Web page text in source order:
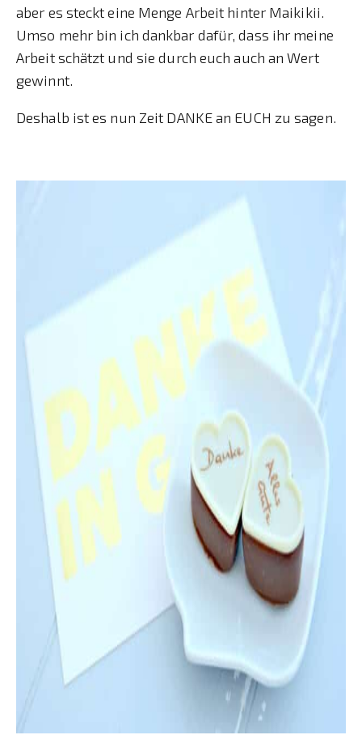
aber es steckt eine Menge Arbeit hinter Maikikii.
Umso mehr bin ich dankbar dafür, dass ihr meine
Arbeit schätzt und sie durch euch auch an Wert
gewinnt.
Deshalb ist es nun Zeit DANKE an EUCH zu sagen.